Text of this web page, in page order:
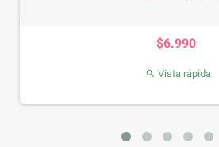
$6.990
 Vista rápida